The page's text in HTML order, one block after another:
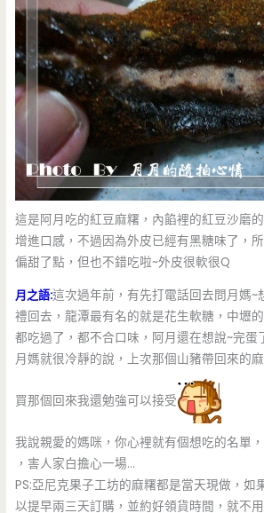
這是阿月吃的紅豆麻糬，內餡裡的紅豆沙磨
增進口感，不過因為外皮已經有黑糖味了，
偏甜了點，但也不錯吃啦~外皮很軟很Q
月之語:這次過年前，有先打電話回去問月媽~
禮回去，龍潭最有名的就是花生軟糖，中壢
都吃過了，都不合口味，阿月還在想說~完蛋
月媽就很冷靜的說，上次那個山豬帶回來的
買那個回來我還勉強可以接受
我說親愛的媽咪，你心裡就有個想吃的名單
，害人家白擔心一場…
PS:亞尼克果子工坊的麻糬都是當天現做，如
以提早兩三天訂購，並約好領貨時間，就不